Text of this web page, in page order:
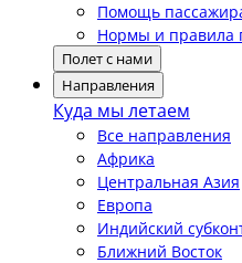
Помощь
Нормы и правила
Полет с нами
Направления
Куда мы летаем
Все направления
Африка
Центральная Азия
Европа
Индийский
Ближний Восток